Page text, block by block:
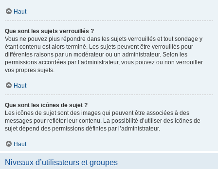
Haut
Que sont les sujets verrouillés ?
Vous ne pouvez plus répondre dans les sujets verrouillés et tout sondage y
étant contenu est alors terminé. Les sujets peuvent être verrouillés pour
différentes raisons par un modérateur ou un administrateur. Selon les
permissions accordées par l’administrateur, vous pouvez ou non verrouiller
vos propres sujets.
Haut
Que sont les icônes de sujet ?
Les icônes de sujet sont des images qui peuvent être associées à des
messages pour refléter leur contenu. La possibilité d’utiliser des icônes de
sujet dépend des permissions définies par l’administrateur.
Haut
Niveaux d’utilisateurs et groupes